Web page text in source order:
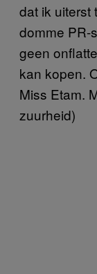
dat ik uiterst
domme PR-
geen
kan kopen.
Miss Etam.
zuurheid)